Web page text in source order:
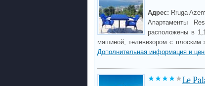
Адрес: Rruga
Апартаменты
расположены в
машиной, телевизором с
Дополнительная информация и
Le